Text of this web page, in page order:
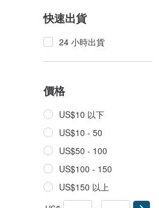
快速出貨
24 小時出貨
價格
US$10 以下
US$10 - 50
US$50 - 100
US$100 - 150
US$150 以上